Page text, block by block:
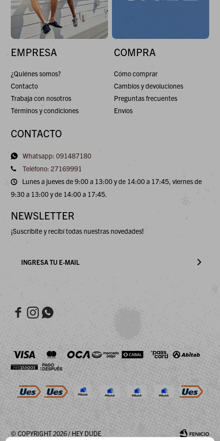
EMPRESA
¿Quiénes somos?
Contacto
Trabaja con nosotros
Términos y condiciones
COMPRA
Cómo comprar
Cambios y devoluciones
Preguntas frecuentes
Envíos
CONTACTO
Whatsapp: 091487180
Teléfono: 27169991
Lunes a jueves de 9:00 a 13:00 y de 14:00 a 17:45, viernes de
9:30 a 13:00 y de 14:00 a 17:45.
NEWSLETTER
¡Suscribite y recibí todas nuestras novedades!
  
© COPYRIGHT 2026 / HEY DUDE